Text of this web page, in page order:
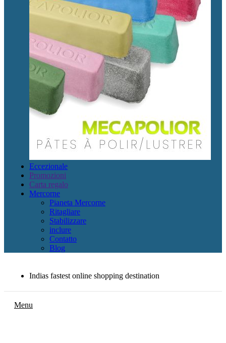
Eccezionale
Promozioni
Carta regalo
Mercorne
Pianeta Mercorne
Ritagliare
Stabilizzare
inclure
Contatto
Blog
Indias fastest online shopping destination
Menu